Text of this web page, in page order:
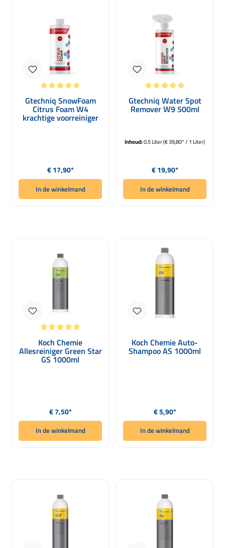
Gemiddelde waardering van 5 van 5 sterren
Gtechniq SnowFoam
Citrus Foam W4
krachtige voorreiniger
1000ml
Normale prijs:
€ 17,90*
In de winkelmand
Gemiddelde waardering van 5 van
Gtechniq Water Spot
Remover W9 500ml
Inhoud:0.5 Liter(€ 39,80* / 1 Liter)
Normale prijs:
€ 19,90*
In de winkelmand
Koch Chemie
Allesreiniger Green Star
GS 1000ml
Normale prijs:
€ 7,50*
In de winkelmand
Koch Chemie Auto-
Shampoo AS 1000ml
Normale prijs:
€ 5,90*
In de winkelmand